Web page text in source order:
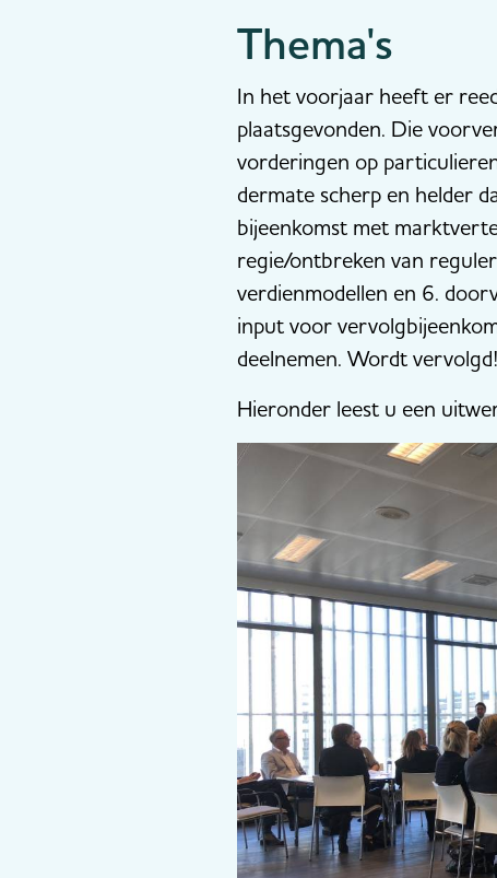
Thema's
In het voorjaar heeft er
plaatsgevonden. Die
vorderingen op
dermate scherp en helder
bijeenkomst met
regie/ontbreken van
verdienmodellen en 6.
input voor
deelnemen. Wordt vervolgd!
Hieronder leest u een